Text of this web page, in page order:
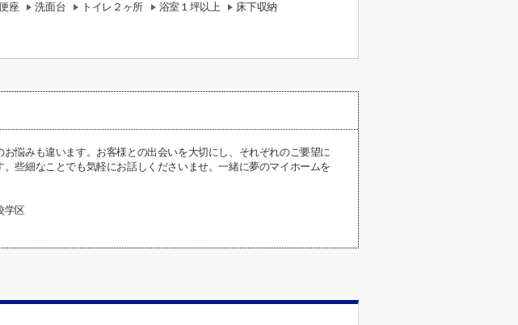
座 洗面台 トイレ２ヶ所 浴室１坪以上
床下収納
悩みも違います。お客様との出会いを大切にし、それぞれのご要望に
些細なことでも気軽にお話しくださいませ。一緒に夢のマイホームを
学区